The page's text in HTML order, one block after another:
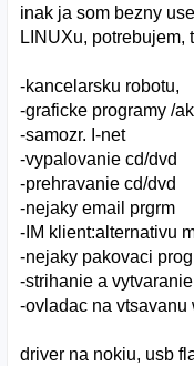
inak ja som bezny
LINUXu, potrebujem,
-kancelarsku robotu,
-graficke programy /
-samozr. I-net
-vypalovanie cd/dvd
-prehravanie cd/dvd
-nejaky email prgrm
-IM klient:alternativu
-nejaky pakovaci
-strihanie a
-ovladac na vtsavanu
driver na nokiu, usb